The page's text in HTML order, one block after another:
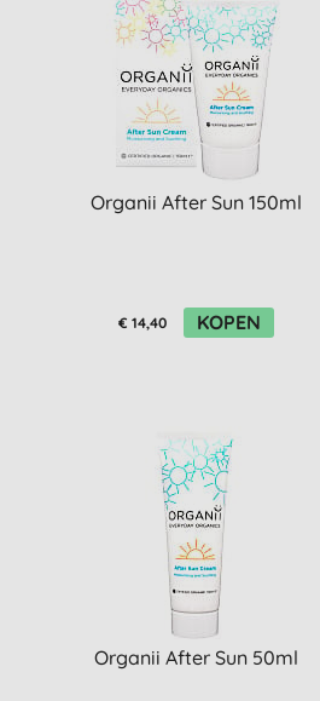
Organii After Sun 150ml
€ 14,40 KOPEN
Organii After Sun 50ml